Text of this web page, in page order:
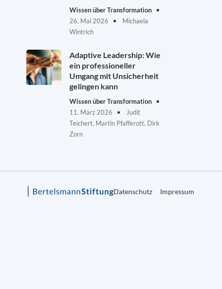
Wissen über Transformation
26. Mai 2026
Michaela
Wintrich
Adaptive Leadership: Wie
ein professioneller
Umgang mit Unsicherheit
gelingen kann
Wissen über Transformation
11. März 2026
Judit
Teichert, Martin Pfafferott, Dirk
Zorn
Datenschutz Impressum